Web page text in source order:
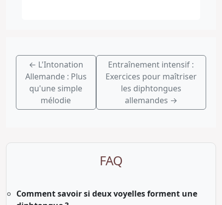
← L'Intonation
Allemande : Plus
qu'une simple
mélodie
Entraînement intensif :
Exercices pour maîtriser
les diphtongues
allemandes →
FAQ
Comment savoir si deux voyelles forment une